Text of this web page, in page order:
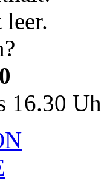
16.30